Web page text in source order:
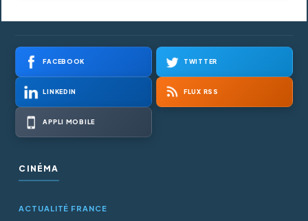
FACEBOOK TWITTER
LINKEDIN FLUX RSS
APPLI MOBILE
CINÉMA
ACTUALITÉ FRANCE